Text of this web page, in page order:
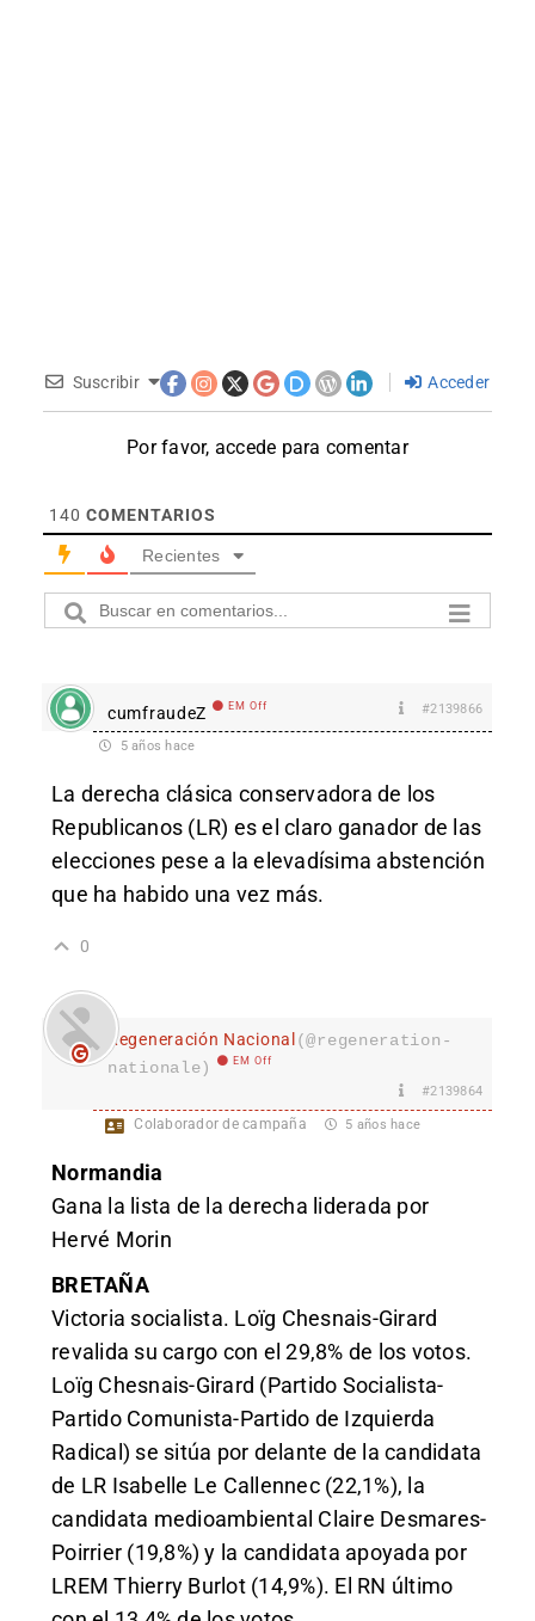
Suscribir Acceder
Por favor, accede para comentar
140 COMENTARIOS
Recientes
cumfraudeZ EM Off #2139866
5 años hace
La derecha clásica conservadora de los
Republicanos (LR) es el claro ganador de las
elecciones pese a la elevadísima abstención
que ha habido una vez más.
0
Regeneración Nacional(@regeneration-
nationale)
EM Off
#2139864
Colaborador de campaña 5 años hace
Normandia
Gana la lista de la derecha liderada por
Hervé Morin
BRETAÑA
Victoria socialista. Loïg Chesnais-Girard
revalida su cargo con el 29,8% de los votos.
Loïg Chesnais-Girard (Partido Socialista-
Partido Comunista-Partido de Izquierda
Radical) se sitúa por delante de la candidata
de LR Isabelle Le Callennec (22,1%), la
candidata medioambiental Claire Desmares-
Poirrier (19,8%) y la candidata apoyada por
LREM Thierry Burlot (14,9%). El RN último